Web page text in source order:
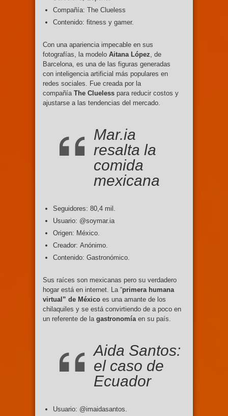
Compañía: The Clueless
Contenido: fitness y gamer.
Con una apariencia impecable en sus
fotografías, la modelo Aitana López, de
Barcelona, es una de las figuras generadas
con inteligencia artificial más populares en
redes sociales. Fue creada por la
compañía The Clueless para reducir costos y
ajustarse a las tendencias del mercado.
Mar.ia
resalta la
comida
mexicana
Seguidores: 80,4 mil.
Usuario: @soymar.ia
Origen: México.
Creador: Anónimo.
Contenido: Gastronómico.
Sus raíces son mexicanas pero su verdadero
hogar está en internet. La “primera humana
virtual” de México es una amante de los
chilaquiles y se está convirtiendo de a poco en
un referente de la gastronomíaen su país.
Aida Santos:
el caso de
Ecuador
Usuario: @imaidasantos.